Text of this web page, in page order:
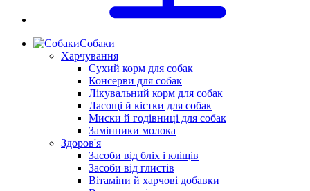
Собаки
Харчування
Сухий корм для собак
Консерви для собак
Лікувальний корм для собак
Ласощі й кістки для собак
Миски й годівниці для собак
Замінники молока
Здоров'я
Засоби від бліх і кліщів
Засоби від глистів
Вітаміни й харчові добавки